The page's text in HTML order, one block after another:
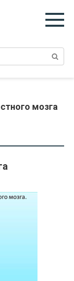
мозга